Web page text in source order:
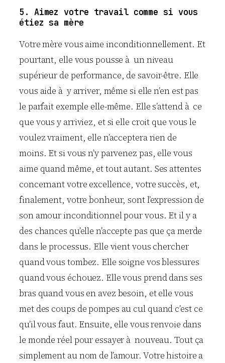
5. Aimez votre travail comme si vous
étiez sa mère
Votre mère vous aime inconditionnellement. Et
pourtant, elle vous pousse à un niveau
supérieur de performance, de savoir-être. Elle
vous aide à y arriver, même si elle n’en est pas
le parfait exemple elle-même. Elle s’attend à ce
que vous y arriviez, et si elle croit que vous le
voulez vraiment, elle n’acceptera rien de
moins. Et si vous n’y parvenez pas, elle vous
aime quand même, et tout autant. Ses attentes
concernant votre excellence, votre succès, et,
finalement, votre bonheur, sont l’expression de
son amour inconditionnel pour vous. Et il y a
des chances qu’elle n’accepte pas que ça merde
dans le processus. Elle vient vous chercher
quand vous tombez. Elle soigne vos blessures
quand vous échouez. Elle vous prend dans ses
bras quand vous en avez besoin, et elle vous
met des coups de pompes au cul quand c’est ce
qu’il vous faut. Ensuite, elle vous renvoie dans
le monde réel pour essayer à nouveau. Tout ça
simplement au nom de l’amour. Votre histoire a